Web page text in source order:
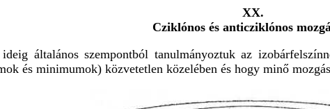
XX.
Cziklónos és anticziklónos
általános szempontból tanulmányoztuk az
és minimumok) közvetetlen közelében és hogy minő